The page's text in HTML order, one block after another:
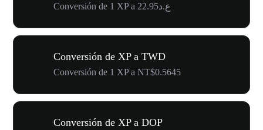
Conversión de 1 XP a ع.د22.95
Conversión de XP a TWD
Conversión de 1 XP a NT$0.5645
Conversión de XP a DOP